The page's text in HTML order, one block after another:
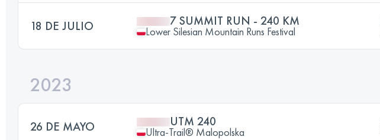
18 DE JULIO 7 SUMMIT RUN - 240 KM
Lower Silesian Mountain Runs Festival
2023
26 DE MAYO UTM 240
Ultra-Trail® Malopolska